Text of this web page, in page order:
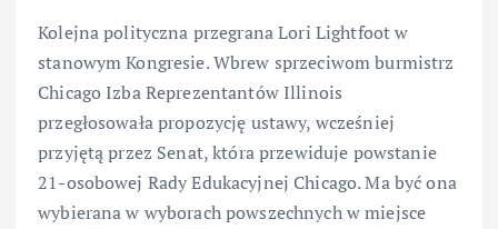
Kolejna polityczna przegrana Lori Lightfoot w
stanowym Kongresie. Wbrew sprzeciwom burmistrz
Chicago Izba Reprezentantów Illinois
przegłosowała propozycję ustawy, wcześniej
przyjętą przez Senat, która przewiduje powstanie
21-osobowej Rady Edukacyjnej Chicago. Ma być ona
wybierana w wyborach powszechnych w miejsce